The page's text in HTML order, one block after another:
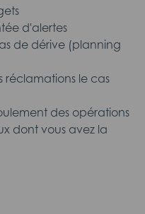
d'alertes
de dérive (planning
réclamations le cas
des opérations
dont vous avez la